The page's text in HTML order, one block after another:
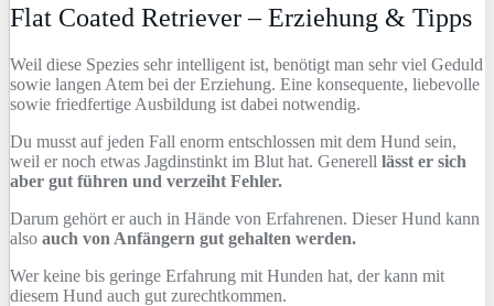
Flat Coated Retriever – Erziehung & Tipps
Weil diese Spezies sehr intelligent ist, benötigt man sehr viel Geduld
sowie langen Atem bei der Erziehung. Eine konsequente, liebevolle
sowie friedfertige Ausbildung ist dabei notwendig.
Du musst auf jeden Fall enorm entschlossen mit dem Hund sein,
weil er noch etwas Jagdinstinkt im Blut hat. Generell lässt er sich
aber gut führen und verzeiht Fehler.
Darum gehört er auch in Hände von Erfahrenen. Dieser Hund kann
also auch von Anfängern gut gehalten werden.
Wer keine bis geringe Erfahrung mit Hunden hat, der kann mit
diesem Hund auch gut zurechtkommen.